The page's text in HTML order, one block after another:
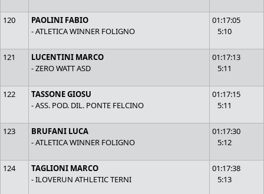
120
PAOLINI FABIO
- ATLETICA WINNER FOLIGNO
01:17:05
5:10
121
LUCENTINI MARCO
- ZERO WATT ASD
01:17:13
5:11
122
TASSONE GIOSU
- ASS. POD. DIL. PONTE FELCINO
01:17:15
5:11
123
BRUFANI LUCA
- ATLETICA WINNER FOLIGNO
01:17:30
5:12
124
TAGLIONI MARCO
- ILOVERUN ATHLETIC TERNI
01:17:38
5:13